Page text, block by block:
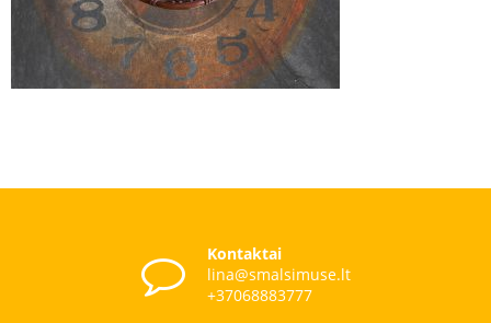
Kontaktai
lina@smalsimuse.lt
+37068883777